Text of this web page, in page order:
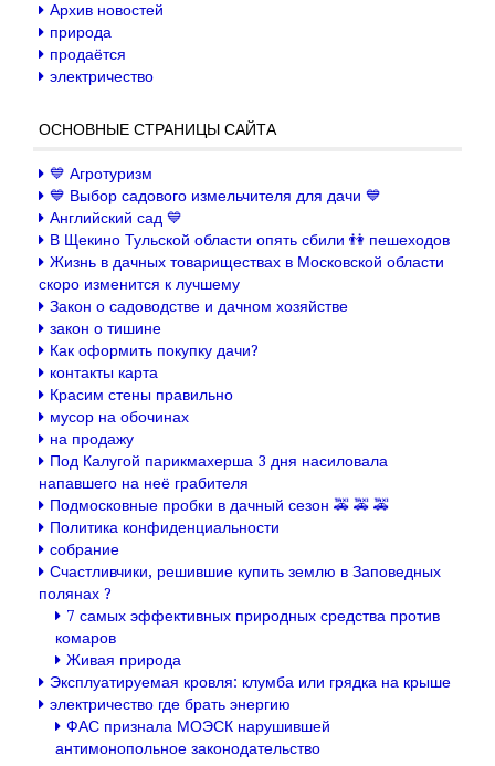
Архив новостей
природа
продаётся
электричество
ОСНОВНЫЕ СТРАНИЦЫ САЙТА
💙 Агротуризм
💙 Выбор садового измельчителя для дачи 💙
Английский сад 💙
В Щекино Тульской области опять сбили 👫 пешеходов
Жизнь в дачных товариществах в Московской области
скоро изменится к лучшему
Закон о садоводстве и дачном хозяйстве
закон о тишине
Как оформить покупку дачи?
контакты карта
Красим стены правильно
мусор на обочинах
на продажу
Под Калугой парикмахерша 3 дня насиловала
напавшего на неё грабителя
Подмосковные пробки в дачный сезон 🚕 🚕 🚕
Политика конфиденциальности
собрание
Счастливчики, решившие купить землю в Заповедных
полянах ?
7 самых эффективных природных средства против
комаров
Живая природа
Эксплуатируемая кровля: клумба или грядка на крыше
электричество где брать энергию
ФАС признала МОЭСК нарушившей
антимонопольное законодательство